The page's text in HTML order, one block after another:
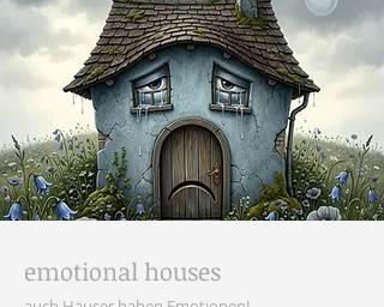
emotional houses